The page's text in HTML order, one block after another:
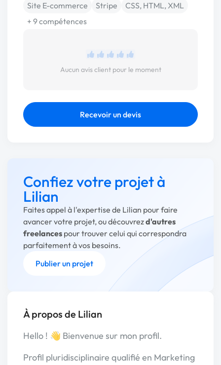
Site E-commerce
Stripe
CSS, HTML, XML
+ 9 compétences
Aucun avis client pour le moment
Recevoir un devis
Confiez votre projet à
Lilian
Faites appel à l'expertise de Lilian pour faire
avancer votre projet, ou découvrezd'autres
freelances pour trouver celui qui correspondra
parfaitement à vos besoins.
Publier un projet
À propos de Lilian
Hello ! 👋 Bienvenue sur mon profil.
Profil pluridisciplinaire qualifié en Marketing